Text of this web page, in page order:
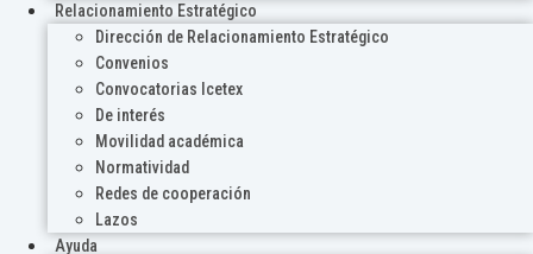
Relacionamiento Estratégico
Dirección de Relacionamiento Estratégico
Convenios
Convocatorias Icetex
De interés
Movilidad académica
Normatividad
Redes de cooperación
Lazos
Ayuda